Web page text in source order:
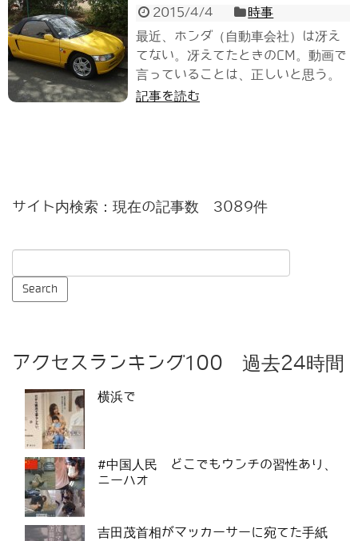
2015/4/4
時事
最近、ホンダ（自動車会社）は冴え
てない。冴えてたときのCM。動画で
言っていることは、正しいと思う。
記事を読む
サイト内検索：現在の記事数 3089件
アクセスランキング100 過去24時間
横浜で
#中国人民 どこでもウンチの習性あり、
ニーハオ
吉田茂首相がマッカーサーに宛てた手紙